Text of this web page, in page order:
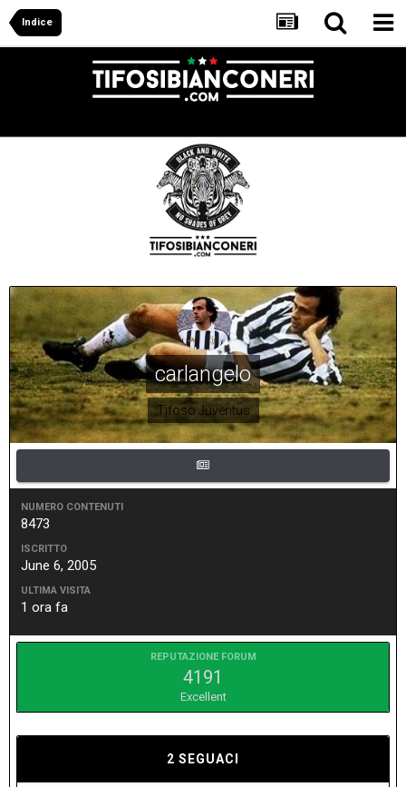
Indice
carlangelo
Tifoso Juventus
NUMERO CONTENUTI
8473
ISCRITTO
June 6, 2005
ULTIMA VISITA
1 ora fa
REPUTAZIONE FORUM
4191
Excellent
2 SEGUACI